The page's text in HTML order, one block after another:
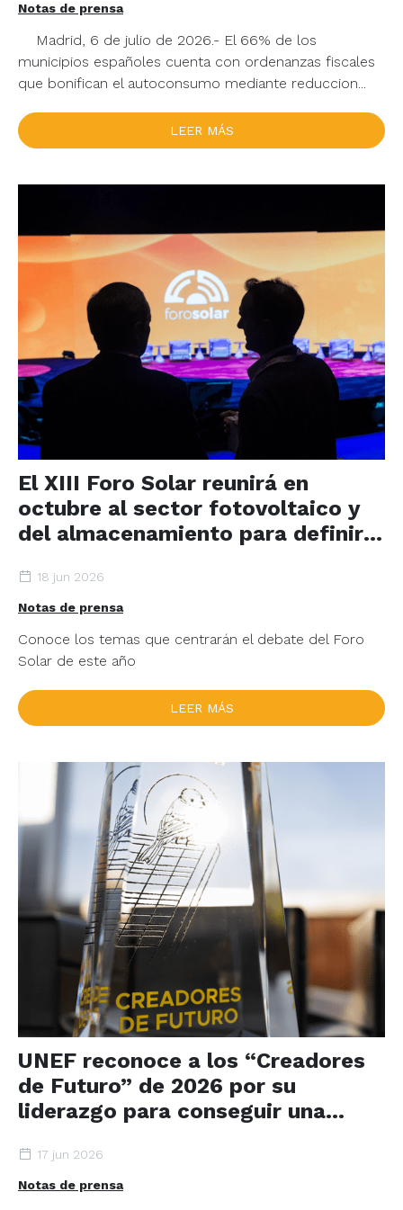
Notas de prensa
Madrid, 6 de julio de 2026.- El 66% de los
municipios españoles cuenta con ordenanzas fiscales
que bonifican el autoconsumo mediante reduccion...
LEER MÁS
El XIII Foro Solar reunirá en
octubre al sector fotovoltaico y
del almacenamiento para definir
18 jun 2026
Notas de prensa
Conoce los temas que centrarán el debate del Foro
Solar de este año
LEER MÁS
UNEF reconoce a los “Creadores
de Futuro” de 2026 por su
liderazgo para conseguir una
responsable, sostenible y
generadora de valor para la
17 jun 2026
Notas de prensa